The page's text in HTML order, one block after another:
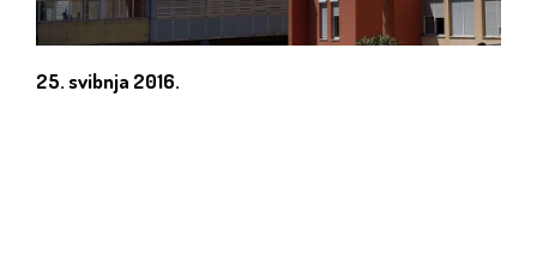
25. svibnja 2016.